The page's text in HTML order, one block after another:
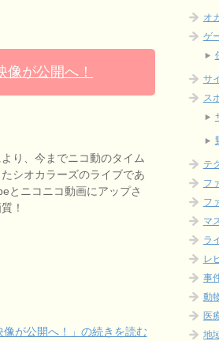
像が公開へ！
り、今までニコ動のタイム
シオカラーズのライブであ
とニコニコ動画にアップさ
！
像が公開へ！」の続きを読む
オ
ゲ
サ
ス
テ
フ
フ
マ
ラ
レ
事
動
医
地